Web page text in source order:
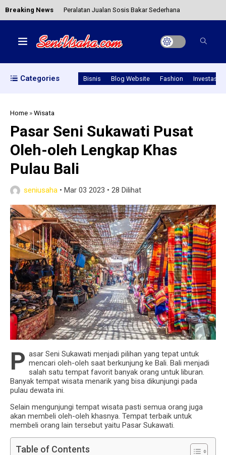
Breaking News Keunggulan Mobil Hiace: Rajanya Angkutan
Lukisan Abstrak, Contoh Karya Seni Rupa Murni
yang Indah
Dari Hobi yang Beri Penghasilan: Budidaya Kroto
Rumahan
Peralatan Jualan Sosis Bakar Sederhana
Categories Bisnis Blog Website Fashion Investasi
Home »Wisata
Pasar Seni Sukawati Pusat
Oleh-oleh Lengkap Khas
Pulau Bali
seniusaha • Mar 03 2023 • 28 Dilihat
P asar Seni Sukawati menjadi pilihan yang tepat untuk
mencari oleh-oleh saat berkunjung ke Bali. Bali menjadi
salah satu tempat favorit banyak orang untuk liburan.
Banyak tempat wisata menarik yang bisa dikunjungi pada
pulau dewata ini.
Selain mengunjungi tempat wisata pasti semua orang juga
akan membeli oleh-oleh khasnya. Tempat terbaik untuk
membeli orang lain tersebut yaitu Pasar Sukawati.
Table of Contents